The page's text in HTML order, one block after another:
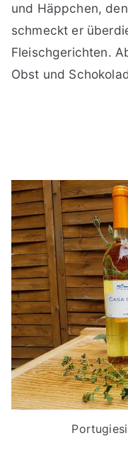
und Häppchen,
schmeckt er
Fleischgerichten.
Obst und